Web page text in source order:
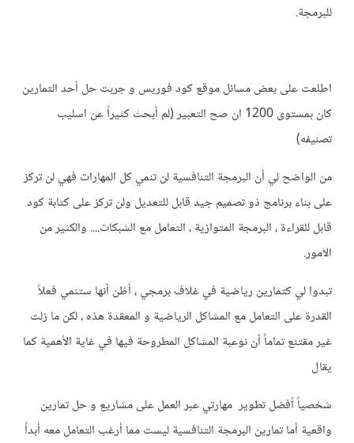
للبرمجة.
اطلعت على بعض مسائل موقع كود فوريس و جربت حل أحد التمارين
كان بمستوى 1200 ان صح التعبير (لم أبحث كثيراً عن اسليب
تصنيفه)
من الواضح لي أن البرمجة التنافسية لن تنمي كل المهارات فهي لن تركز
على بناء برنامج ذو تصميم جيد قابل للتعديل ولن تركز على كتابة كود
قابل للقراءة ، البرمجة المتوازية ، التعامل مع الشبكات.... والكثير من
الامور.
تبدوا لي كتمارين رياضية في غلاف برمجي ، أظن أنها ستنمي فعلاً
القدرة على التعامل مع المشاكل الرياضية و المعقدة هذه ، لكن ما زلت
غير مقتنع تماماً أن نوعبة المشاكل المطروحة فيها في غاية الأهمية كما
يقال
شخصياً أفضل تطوير مهارتي عبر العمل على مشاريع و حل تمارين
واقعية أما تمارين البرمجة التنافسية ليست مما أرغب التعامل معه أبداً